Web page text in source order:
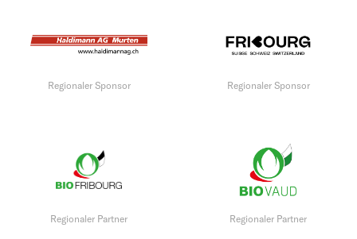
Regionaler Sponsor Regionaler Sponsor
Regionaler Partner Regionaler Partner